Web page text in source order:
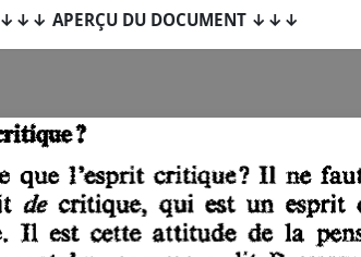
↓↓↓ APERÇU DU DOCUMENT ↓↓↓